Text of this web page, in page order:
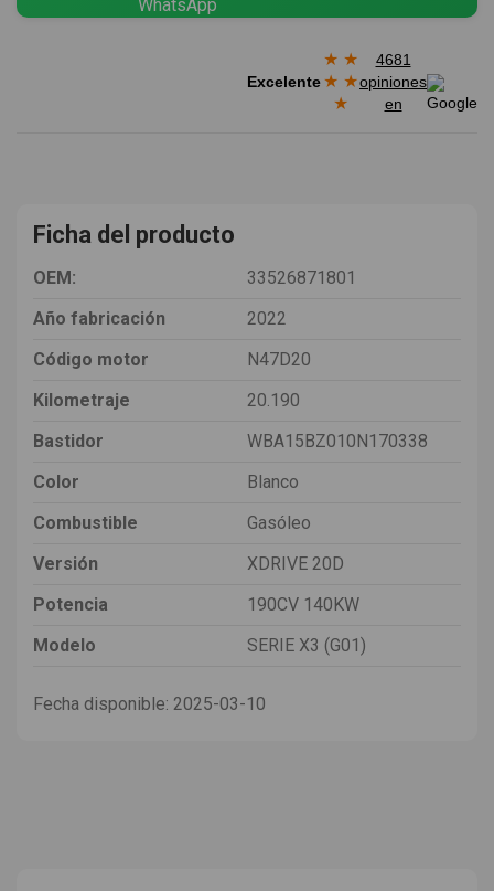
Excelente
★ ★
★ ★
★
4681
opiniones
en
Ficha del producto
OEM:
33526871801
Año fabricación
2022
Código motor
N47D20
Kilometraje
20.190
Bastidor
WBA15BZ010N170338
Color
Blanco
Combustible
Gasóleo
Versión
XDRIVE 20D
Potencia
190CV 140KW
Modelo
SERIE X3 (G01)
Fecha disponible: 2025-03-10